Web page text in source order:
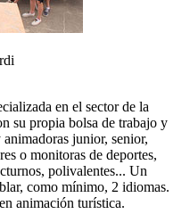
en el sector de la
su propia bolsa de trabajo y
junior, senior,
o monitoras de deportes,
polivalentes... Un
como mínimo, 2 idiomas.
animación turística.